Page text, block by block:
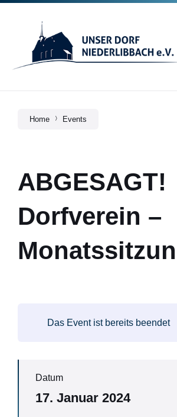
Skip
Skip
navigation
Skip
Home Events
ABGESAGT!
Dorfverein –
Das Event ist bereits beendet
Datum
17. Januar 2024